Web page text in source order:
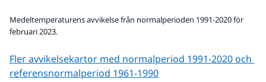
Medeltemperaturens avvikelse från normalperioden 1991-2020 för
februari 2023.
Fler avvikelsekartor med normalperiod 1991-2020 och
referens­normalperiod 1961-1990